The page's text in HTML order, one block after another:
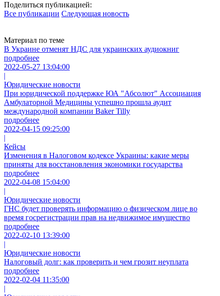
Поделиться публикацией:
Все публикации Следующая новость
Материал по теме
В Украине отменят НДС для украинских аудиокниг
подробнее
2022-05-27 13:04:00
|
Юридические новости
При юридической поддержке ЮА "Абсолют" Ассоциация
Амбулаторной Медицины успешно прошла аудит
международной компании Baker Tilly
подробнее
2022-04-15 09:25:00
|
Кейсы
Изменения в Налоговом кодексе Украины: какие меры
приняты для восстановления экономики государства
подробнее
2022-04-08 15:04:00
|
Юридические новости
ГНС будет проверять информацию о физическом лице во
время госрегистрации прав на недвижимое имущество
подробнее
2022-02-10 13:39:00
|
Юридические новости
Налоговый долг: как проверить и чем грозит неуплата
подробнее
2022-02-04 11:35:00
|